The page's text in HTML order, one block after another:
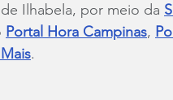
Ilhabela, por meio da
Portal Hora Campinas,
.